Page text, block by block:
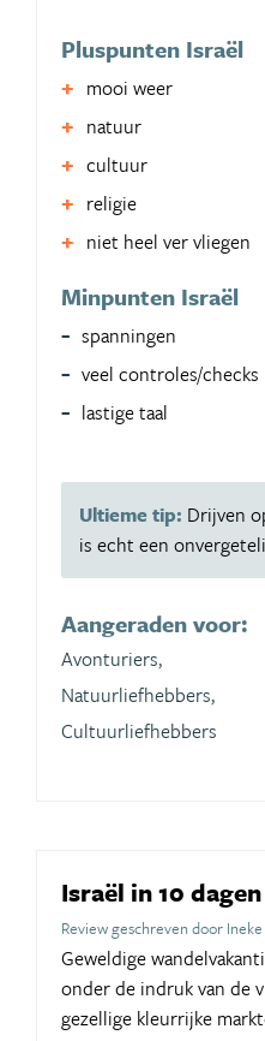
Pluspunten Israël
mooi weer
natuur
cultuur
religie
niet heel ver vliegen
Minpunten Israël
spanningen
veel controles/checks
lastige taal
Ultieme tip: Drijven
is echt een
Aangeraden voor:
Avonturiers,
Natuurliefhebbers,
Cultuurliefhebbers
Israël in 10 dagen
Review geschreven door
Geweldige
onder de indruk van de
gezellige kleurrijke